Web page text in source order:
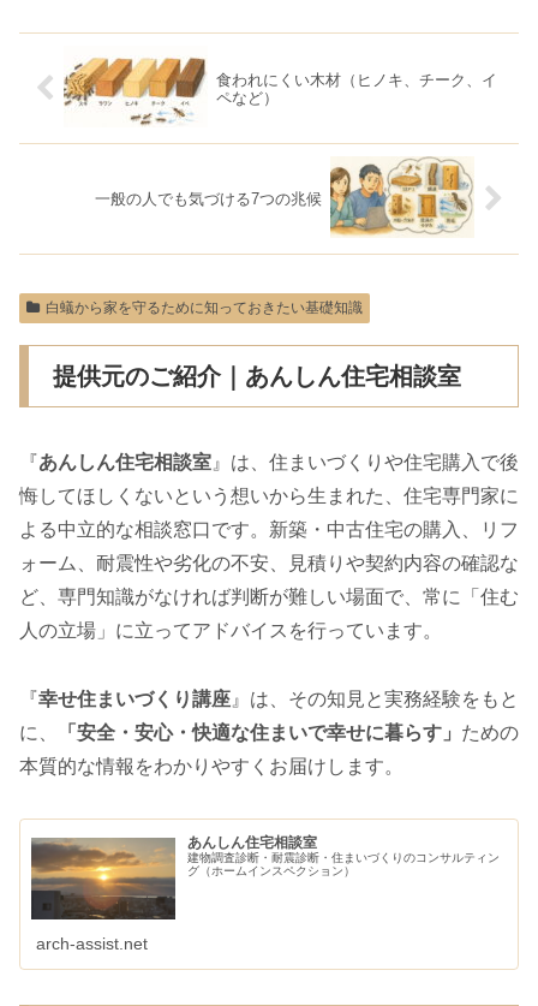
食われにくい木材（ヒノキ、チーク、イ
ペなど）
一般の人でも気づける7つの兆候
白蟻から家を守るために知っておきたい基礎知識
提供元のご紹介｜あんしん住宅相談室
『あんしん住宅相談室 』は、住まいづくりや住宅購入で後
悔してほしくないという想いから生まれた、住宅専門家に
よる中立的な相談窓口です。新築・中古住宅の購入、リフ
ォーム、耐震性や劣化の不安、見積りや契約内容の確認な
ど、専門知識がなければ判断が難しい場面で、常に「住む
人の立場」に立ってアドバイスを行っています。
『幸せ住まいづくり講座 』は、その知見と実務経験をもと
に、
「安全・安心・快適な住まいで幸せに暮らす」 ための
本質的な情報をわかりやすくお届けします。
あんしん住宅相談室
建物調査診断・耐震診断・住まいづくりのコンサルティン
グ（ホームインスペクション）
arch-assist.net